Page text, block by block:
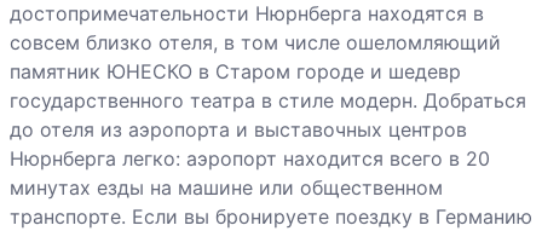
достопримечательности Нюрнберга находятся в
совсем близко отеля, в том числе ошеломляющий
памятник ЮНЕСКО в Старом городе и шедевр
государственного театра в стиле модерн. Добраться
до отеля из аэропорта и выставочных центров
Нюрнберга легко: аэропорт находится всего в 20
минутах езды на машине или общественном
транспорте. Если вы бронируете поездку в Германию